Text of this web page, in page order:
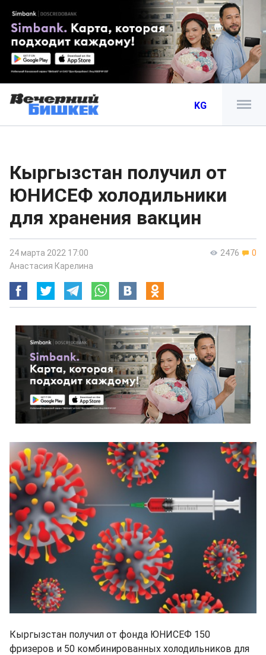
KG
Кыргызстан получил от
ЮНИСЕФ холодильники
для хранения вакцин
2476 0
24 марта 2022 17:00
Анастасия Карелина
Кыргызстан получил от фонда ЮНИСЕФ 150
фризеров и 50 комбинированных холодильников для